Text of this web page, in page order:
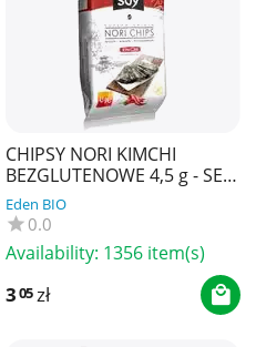
CHIPSY NORI KIMCHI
BEZGLUTENOWE 4,5 g - SEN
SOY
Eden BIO
0.0
Availability: 1356 item(s)
305zł